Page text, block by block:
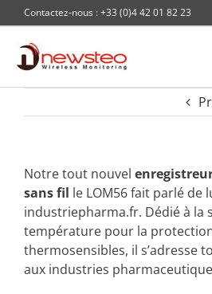
Passer
au
contenu
Contactez-nous : +33 (0)4 42 01 82 23
Notre tout nouvel
sans fil le LOM56 fait parlé de
industriepharma.fr. Dédié à la
température pour la
thermosensibles, il s’adresse
aux industries